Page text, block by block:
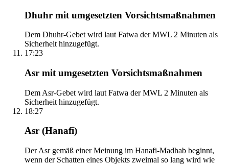
Dhuhr mit umgesetzten Vorsichtsmaßnahmen
Dem Dhuhr-Gebet wird laut Fatwa der MWL 2 Minuten als
Sicherheit hinzugefügt.
17:23
Asr mit umgesetzten Vorsichtsmaßnahmen
Dem Asr-Gebet wird laut Fatwa der MWL 2 Minuten als
Sicherheit hinzugefügt.
18:27
Asr (Hanafi)
Der Asr gemäß einer Meinung im Hanafi-Madhab beginnt,
wenn der Schatten eines Objekts zweimal so lang wird wie